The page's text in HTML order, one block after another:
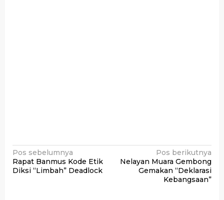
Navigasi
pos
Pos sebelumnya
Rapat Banmus Kode Etik
Diksi “Limbah” Deadlock
Pos berikutnya
Nelayan Muara Gembong
Gemakan “Deklarasi
Kebangsaan”